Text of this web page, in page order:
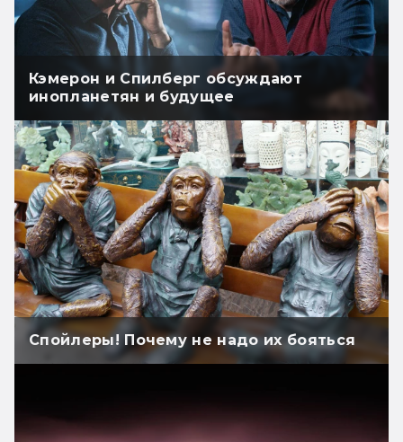
Кэмерон и Спилберг обсуждают
инопланетян и будущее
Спойлеры! Почему не надо их бояться